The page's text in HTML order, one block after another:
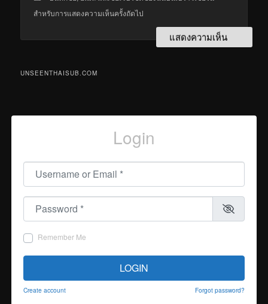
สำหรับการแสดงความเห็นครั้งถัดไป
UNSEENTHAISUB.COM
Login
Username or Email
Password
Remember Me
LOGIN
Create account Forgot password?